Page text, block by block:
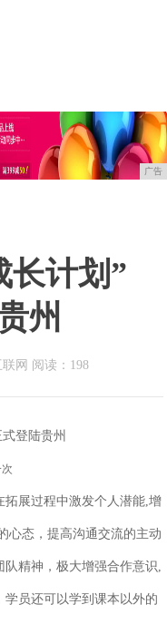
广告
长计划”
州
网 阅读：198
登陆贵州
拓展过程中激发个人潜能,增
心态，提高沟通交流的主动
精神，极大增强合作意识,
员还可以学到课本以外的